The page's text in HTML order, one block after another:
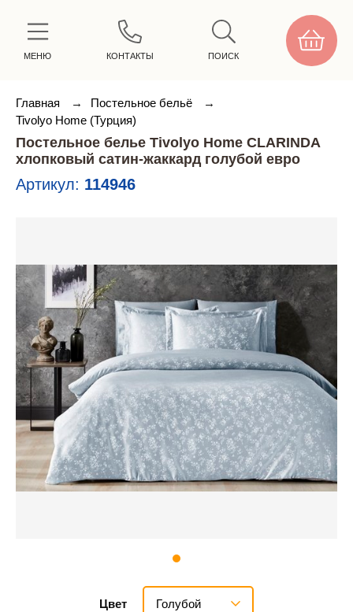
МЕНЮ КОНТАКТЫ ПОИСК
Главная → Постельное бельё
→
Tivolyo Home (Турция)
Постельное белье Tivolyo Home CLARINDA
хлопковый сатин-жаккард голубой евро
Артикул: 114946
Цвет Голубой